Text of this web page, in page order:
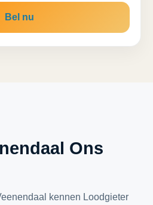
Bel nu
Ons
kennen Loodgieter